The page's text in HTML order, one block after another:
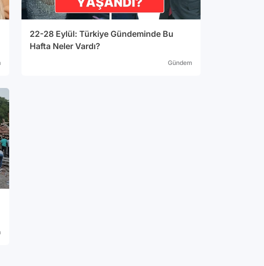
22-28 Eylül: Türkiye Gündeminde Bu
Hafta Neler Vardı?
Gündem